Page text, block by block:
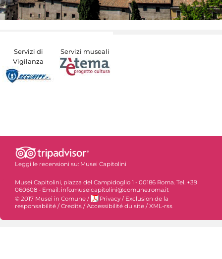
Servizi di
Vigilanza
Servizi museali
Leggi le recensioni su: Musei Capitolini
Musei Capitolini, piazza del Campidoglio 1 - 00186 Roma. Tel. +39
060608 - Email: info.museicapitolini@comune.roma.it
© 2017 Musei in Comune / Privacy / Exclusion de la
responsabilité /Credits /Accessibilité du site /XML-rss